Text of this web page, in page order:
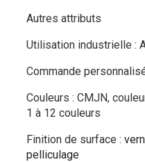
Autres attributs
Utilisation industrielle :
Commande
Couleurs : CMJN,
1 à 12 couleurs
Finition de surface :
pelliculage